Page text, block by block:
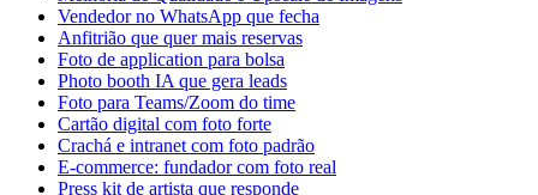
Vendedor no WhatsApp que fecha
Anfitrião que quer mais reservas
Foto de application para bolsa
Photo booth IA que gera leads
Foto para Teams/Zoom do time
Cartão digital com foto forte
Crachá e intranet com foto padrão
E-commerce: fundador com foto real
Press kit de artista que responde